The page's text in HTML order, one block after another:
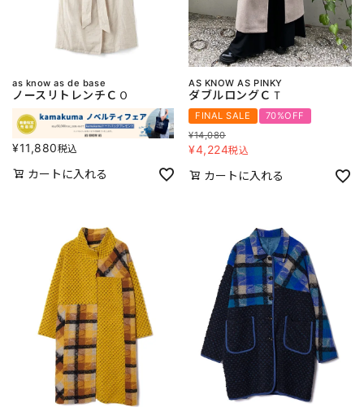
as know as de base
ノースリトレンチＣＯ
¥11,880税込
カートに入れる
AS KNOW AS PINKY
ダブルロングＣＴ
FINAL SALE
70%OFF
¥14,080
¥4,224税込
カートに入れる